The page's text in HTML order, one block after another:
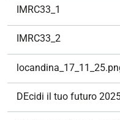
IMRC33_1
IMRC33_2
DEcidi il tuo futuro